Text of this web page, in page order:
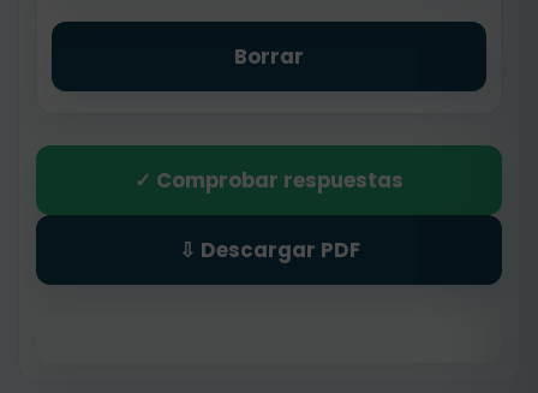
Borrar
✓ Comprobar respuestas
⇩ Descargar PDF